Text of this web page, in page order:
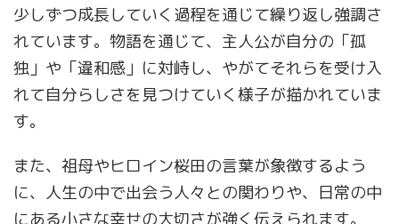
少しずつ成長していく過程を通じて繰り返し強調さ
れています。物語を通じて、主人公が自分の「孤
独」や「違和感」に対峙し、やがてそれらを受け入
れて自分らしさを見つけていく様子が描かれていま
す。
また、祖母やヒロイン桜田の言葉が象徴するよう
に、人生の中で出会う人々との関わりや、日常の中
にある小さな幸せの大切さが強く伝えられます。